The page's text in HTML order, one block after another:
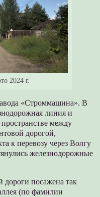
2024 г.
«Строммашина». В
линия и
между
дорогой,
к перевозу через Волгу
железнодорожные
дороги посажена так
(по фамилии